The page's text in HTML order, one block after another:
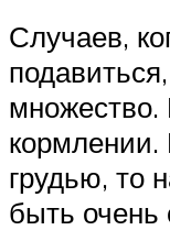
Случаев,
грудью, то
быть